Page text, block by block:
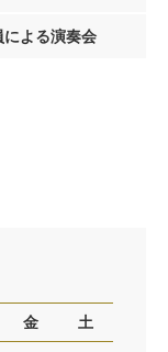
による演奏会
金 土